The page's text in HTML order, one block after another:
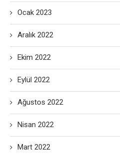
Ocak 2023
Aralık 2022
Ekim 2022
Eylül 2022
Ağustos 2022
Nisan 2022
Mart 2022